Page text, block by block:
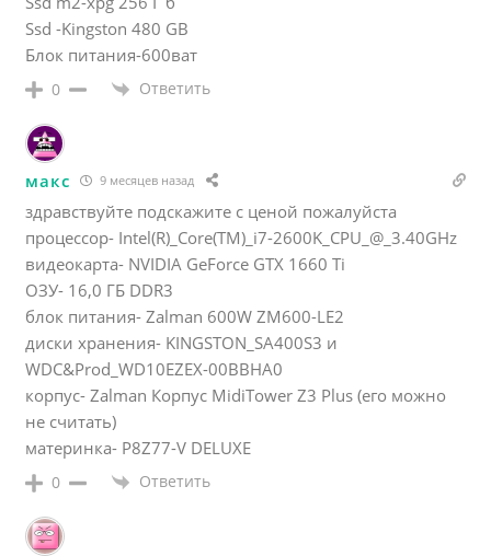
Ssd -Kingston 480 GB
Блок питания-600ват
0 Ответить
макс 9 месяцев назад
здравствуйте подскажите с ценой пожалуйста
процессор- Intel(R)_Core(TM)_i7-2600K_CPU_@_3.40GHz
видеокарта- NVIDIA GeForce GTX 1660 Ti
ОЗУ- 16,0 ГБ DDR3
блок питания- Zalman 600W ZM600-LE2
диски хранения- KINGSTON_SA400S3 и
WDC&Prod_WD10EZEX-00BBHA0
корпус- Zalman Корпус MidiTower Z3 Plus (его можно
не считать)
материнка- P8Z77-V DELUXE
0 Ответить